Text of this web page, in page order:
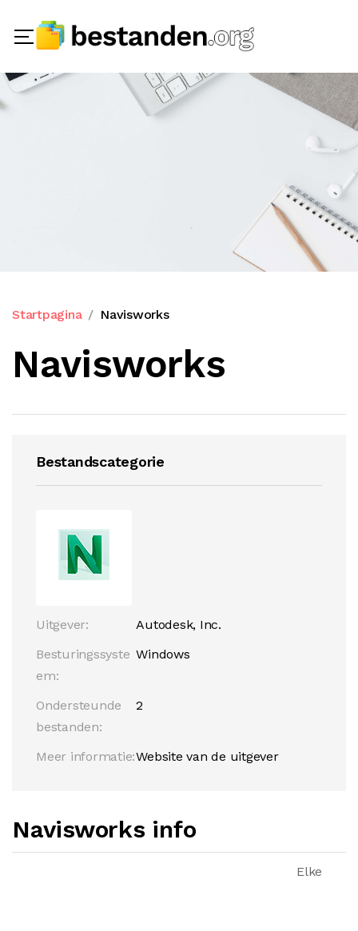
Startpagina Navisworks
Navisworks
Bestandscategorie
Uitgever:
Autodesk, Inc.
Besturingssyste
em:
Windows
Ondersteunde
bestanden:
2
Meer informatie:Website van de uitgever
Navisworks info
Elke